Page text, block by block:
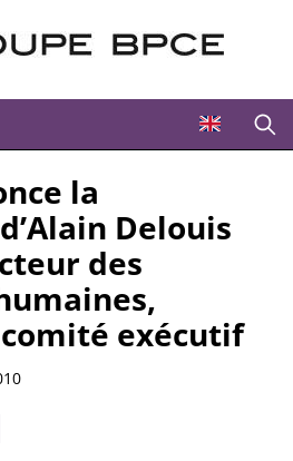
la
Delouis
des
exécutif